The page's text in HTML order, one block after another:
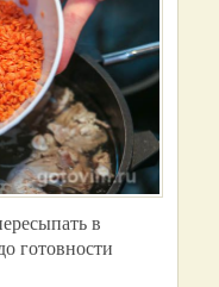
в
готовности